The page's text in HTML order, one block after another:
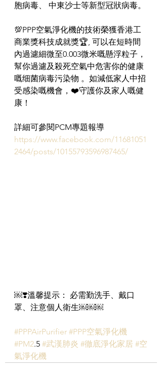
胞病毒、 中東沙士等新型冠狀病毒。
💯PPP空氣淨化機的技術榮獲香港工
商業獎科技成就獎🏆, 可以在短時間
內過濾細微至0.003微米嘅懸浮粒子，
幫你過濾及殺死空氣中危害你的健康
嘅细菌病毒污染物 。如減低家人中招
受感染嘅機會，❤️守護你及家人嘅健
康！
詳細可參閱PCM專題報導
https://www.facebook.com/11681051
2464/posts/10155793596987465/
￼❣️溫馨提示： 必需勤洗手、戴口
罩、注意個人衛生￼￼￼
#PPPAirPurifier #PPP空氣淨化機
#PM2.5 #武漢肺炎 #徹底淨化家居 #空
氣淨化機